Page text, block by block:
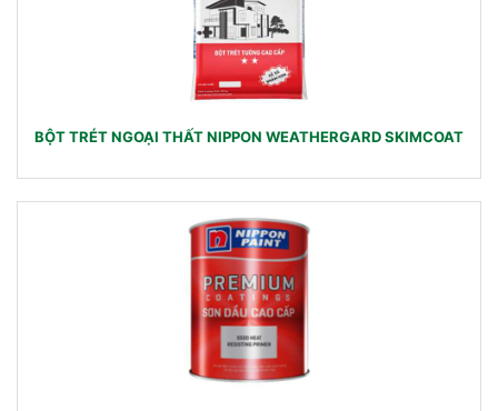
BỘT TRÉT NGOẠI THẤT NIPPON WEATHERGARD SKIMCOAT